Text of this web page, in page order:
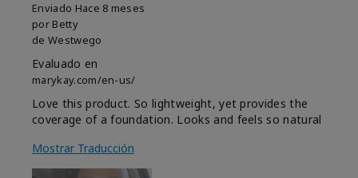
Enviado Hace 8 meses
por Betty
de Westwego
Evaluado en
marykay.com/en-us/
Love this product. So lightweight, yet provides the
coverage of a foundation. Looks and feels so natural
Mostrar Traducción